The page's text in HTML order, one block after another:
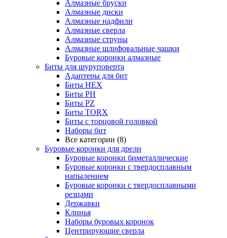
Алмазные бруски
Алмазные диски
Алмазные надфили
Алмазные сверла
Алмазные струны
Алмазные шлифовальные чашки
Буровые коронки алмазные
Биты для шуруповерта
Адаптеры для бит
Биты HEX
Биты PH
Биты PZ
Биты TORX
Биты с торцовой головкой
Наборы бит
Все категории (8)
Буровые коронки для дрели
Буровые коронки биметаллические
Буровые коронки с твердосплавным
напылением
Буровые коронки с твердосплавными
резцами
Державки
Клинья
Наборы буровых коронок
Центрирующие сверла